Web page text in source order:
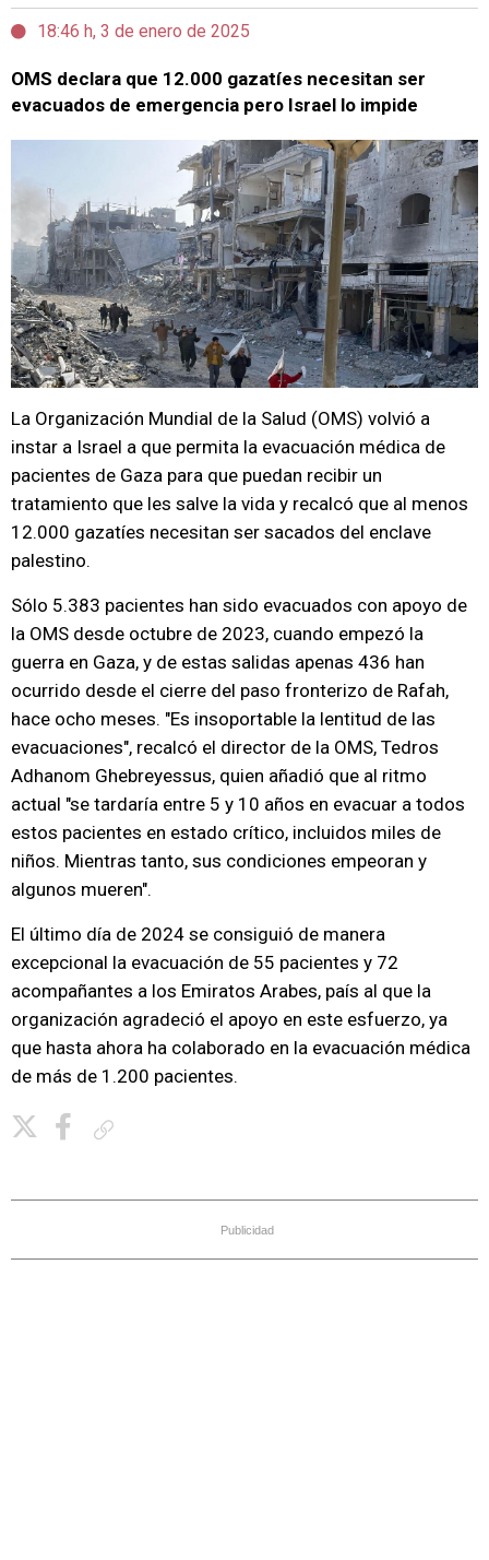
18:46 h, 3 de enero de 2025
OMS declara que 12.000 gazatíes necesitan ser
evacuados de emergencia pero Israel lo impide
La Organización Mundial de la Salud (OMS) volvió a
instar a Israel a que permita la evacuación médica de
pacientes de Gaza para que puedan recibir un
tratamiento que les salve la vida y recalcó que al menos
12.000 gazatíes necesitan ser sacados del enclave
palestino.
Sólo 5.383 pacientes han sido evacuados con apoyo de
la OMS desde octubre de 2023, cuando empezó la
guerra en Gaza, y de estas salidas apenas 436 han
ocurrido desde el cierre del paso fronterizo de Rafah,
hace ocho meses. "Es insoportable la lentitud de las
evacuaciones", recalcó el director de la OMS, Tedros
Adhanom Ghebreyessus, quien añadió que al ritmo
actual "se tardaría entre 5 y 10 años en evacuar a todos
estos pacientes en estado crítico, incluidos miles de
niños. Mientras tanto, sus condiciones empeoran y
algunos mueren".
El último día de 2024 se consiguió de manera
excepcional la evacuación de 55 pacientes y 72
acompañantes a los Emiratos Arabes, país al que la
organización agradeció el apoyo en este esfuerzo, ya
que hasta ahora ha colaborado en la evacuación médica
de más de 1.200 pacientes.
Publicidad